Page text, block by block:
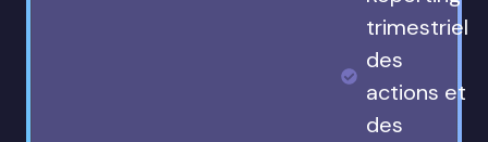
trimestriel
des
actions et
des